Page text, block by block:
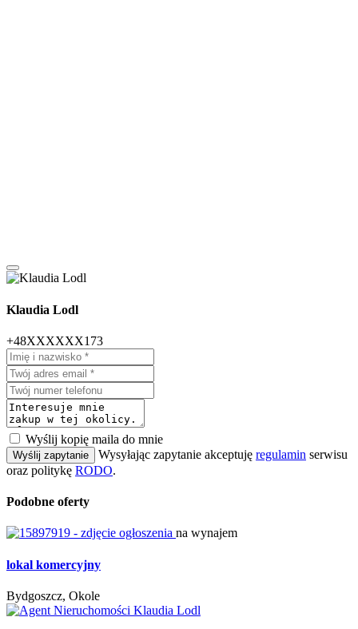
Klaudia Lodl
+48XXXXXX173
Wyślij kopię maila do mnie
Wyślij zapytanie Wysyłając zapytanie akceptuję regulamin serwisu
oraz politykę RODO.
Podobne oferty
na wynajem
lokal komercyjny
Bydgoszcz, Okole